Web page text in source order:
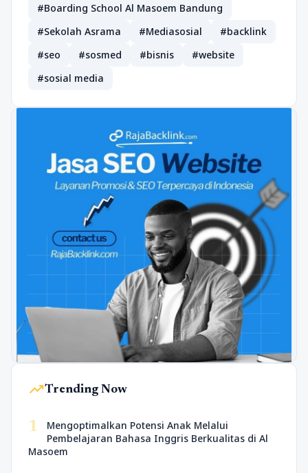
#Boarding School Al Masoem Bandung
#Sekolah Asrama
#Mediasosial
#backlink
#seo
#sosmed #bisnis
#website
#sosial media
trending_upTrending Now
1
Mengoptimalkan Potensi Anak Melalui
Pembelajaran Bahasa Inggris Berkualitas di Al
Masoem